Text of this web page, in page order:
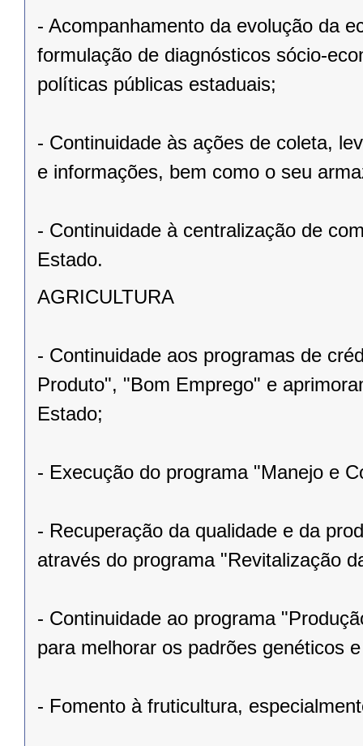
- Acompanhamento da evolução da
formulação de diagnósticos sócio-
políticas públicas estaduais;
- Continuidade às ações de coleta,
e informações, bem como o seu
- Continuidade à centralização de
Estado.
AGRICULTURA
- Continuidade aos programas de
Produto", "Bom Emprego" e
Estado;
- Execução do programa "Manejo e
- Recuperação da qualidade e da
através do programa "Revitalização
- Continuidade ao programa
para melhorar os padrões genéticos
- Fomento à fruticultura,